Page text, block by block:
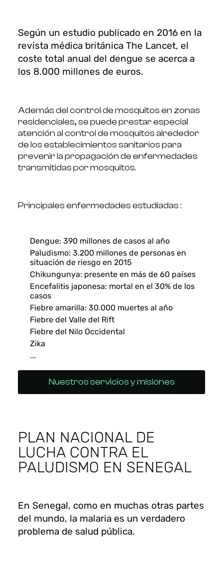
Según un estudio publicado en 2016 en la
revista médica británica The Lancet, el
coste total anual del dengue se acerca a
los 8.000 millones de euros.
Además del control de mosquitos en zonas
residenciales, se puede prestar especial
atención al control de mosquitos alrededor
de los establecimientos sanitarios para
prevenir la propagación de enfermedades
transmitidas por mosquitos.
Principales enfermedades estudiadas :
Dengue: 390 millones de casos al año
Paludismo: 3.200 millones de personas en
situación de riesgo en 2015
Chikungunya: presente en más de 60 países
Encefalitis japonesa: mortal en el 30% de los
casos
Fiebre amarilla: 30.000 muertes al año
Fiebre del Valle del Rift
Fiebre del Nilo Occidental
Zika
...
Nuestros servicios y misiones
PLAN NACIONAL DE
LUCHA CONTRA EL
PALUDISMO EN SENEGAL
En Senegal, como en muchas otras partes
del mundo, la malaria es un verdadero
problema de salud pública.